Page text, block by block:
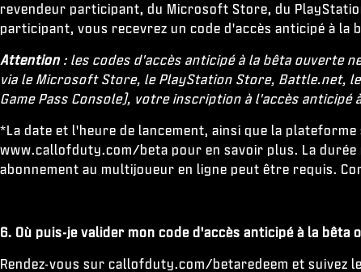
revendeur participant, du Microsoft Store, du
participant, vous recevrez un code d'accès anticipé à la
Attention: les codes d'accès anticipé à la bêta ouverte
via le Microsoft Store, le PlayStation Store, Battle.net, le
Game Pass Console), votre inscription à l'accès anticipé
*La date et l'heure de lancement, ainsi que la
www.callofduty.com/beta pour en savoir plus. La durée
abonnement au multijoueur en ligne peut être requis.
6. Où puis-je valider mon code d'accès anticipé à la bêta
Rendez-vous sur callofduty.com/betaredeem et suivez